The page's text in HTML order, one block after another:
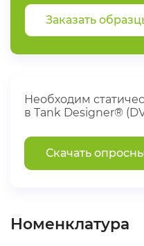
Заказать
Необходим
в Tank Designer®
Скачать
Номенклатура